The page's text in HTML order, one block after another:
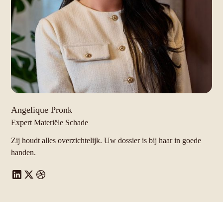
Angelique Pronk
Expert Materiële Schade
Zij houdt alles overzichtelijk. Uw dossier is bij haar in goede
handen.